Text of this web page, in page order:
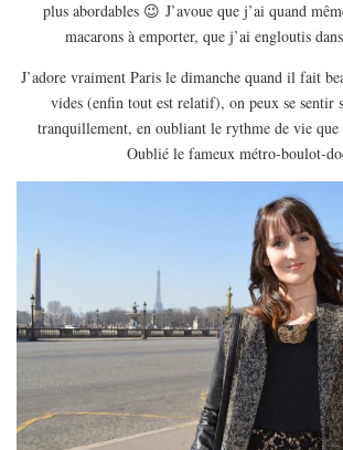
ITALIE
PAYS BAS
RÉPUBLIQUE TCHÈQUE
OCÉANIE
AUSTRALIE
ARTICLES PRATIQUES
MON PROGRAMME DE YOGA EN LIGNE
MODE
BEAUTÉ
DIVERSES BOX
DIY
plus abordables 😉 J’avoue que j’ai quand
macarons à emporter, que j’ai engloutis
J’adore vraiment Paris le dimanche quand il fait
vides (enfin tout est relatif), on peux se sentir
tranquillement, en oubliant le rythme de vie que
Oublié le fameux métro-boulot-